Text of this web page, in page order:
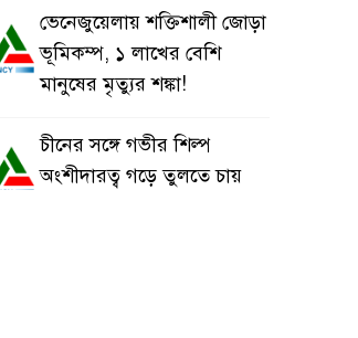
ভেনেজুয়েলায় শক্তিশালী জোড়া
ভূমিকম্প, ১ লাখের বেশি
মানুষের মৃত্যুর শঙ্কা!
চীনের সঙ্গে গভীর শিল্প
অংশীদারত্ব গড়ে তুলতে চায়